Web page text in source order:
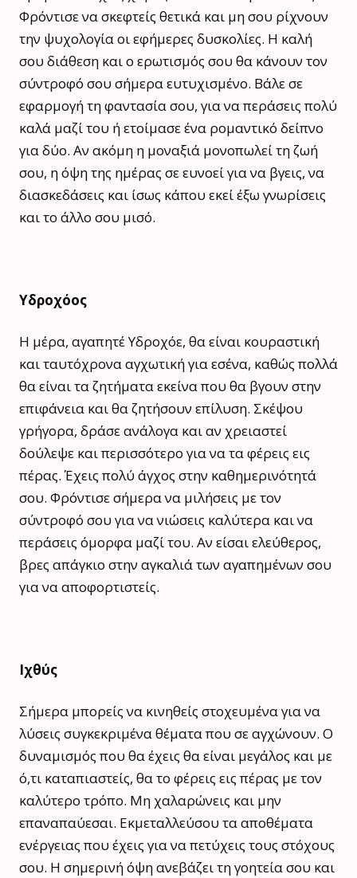
Φρόντισε να σκεφτείς θετικά και μη σου ρίχνουν
την ψυχολογία οι εφήμερες δυσκολίες. Η καλή
σου διάθεση και ο ερωτισμός σου θα κάνουν τον
σύντροφό σου σήμερα ευτυχισμένο. Βάλε σε
εφαρμογή τη φαντασία σου, για να περάσεις πολύ
καλά μαζί του ή ετοίμασε ένα ρομαντικό δείπνο
για δύο. Αν ακόμη η μοναξιά μονοπωλεί τη ζωή
σου, η όψη της ημέρας σε ευνοεί για να βγεις, να
διασκεδάσεις και ίσως κάπου εκεί έξω γνωρίσεις
και το άλλο σου μισό.
Υδροχόος
Η μέρα, αγαπητέ Υδροχόε, θα είναι κουραστική
και ταυτόχρονα αγχωτική για εσένα, καθώς πολλά
θα είναι τα ζητήματα εκείνα που θα βγουν στην
επιφάνεια και θα ζητήσουν επίλυση. Σκέψου
γρήγορα, δράσε ανάλογα και αν χρειαστεί
δούλεψε και περισσότερο για να τα φέρεις εις
πέρας. Έχεις πολύ άγχος στην καθημερινότητά
σου. Φρόντισε σήμερα να μιλήσεις με τον
σύντροφό σου για να νιώσεις καλύτερα και να
περάσεις όμορφα μαζί του. Αν είσαι ελεύθερος,
βρες απάγκιο στην αγκαλιά των αγαπημένων σου
για να αποφορτιστείς.
Ιχθύς
Σήμερα μπορείς να κινηθείς στοχευμένα για να
λύσεις συγκεκριμένα θέματα που σε αγχώνουν. Ο
δυναμισμός που θα έχεις θα είναι μεγάλος και με
ό,τι καταπιαστείς, θα το φέρεις εις πέρας με τον
καλύτερο τρόπο. Μη χαλαρώνεις και μην
επαναπαύεσαι. Εκμεταλλεύσου τα αποθέματα
ενέργειας που έχεις για να πετύχεις τους στόχους
σου. Η σημερινή όψη ανεβάζει τη γοητεία σου και